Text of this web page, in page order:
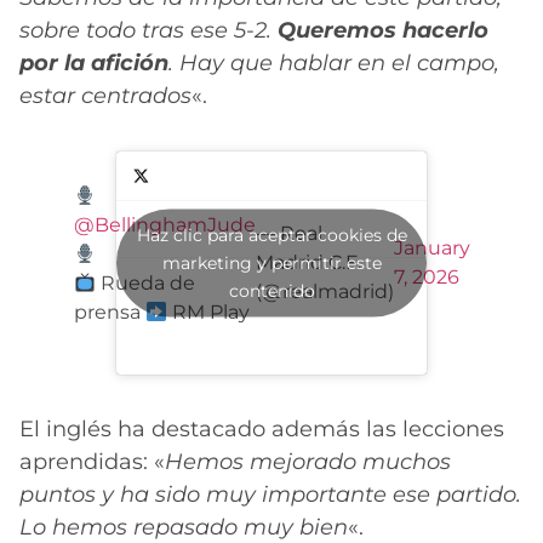
sobre todo tras ese 5-2. Queremos hacerlo
por la afición. Hay que hablar en el campo,
estar centrados«.
@BellinghamJude
Rueda de
prensa
RM Play
— Real
Madrid C.F.
(@realmadrid)
January
7, 2026
Haz clic para aceptar cookies de
marketing y permitir este
contenido
El inglés ha destacado además las lecciones
aprendidas: «Hemos mejorado muchos
puntos y ha sido muy importante ese partido.
Lo hemos repasado muy bien«.